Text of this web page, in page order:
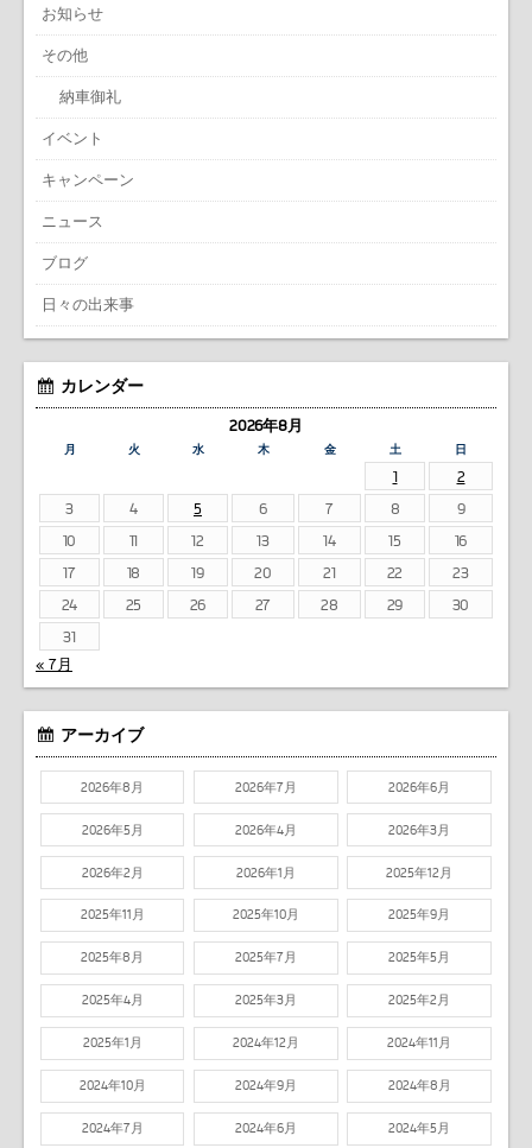
お知らせ
その他
納車御礼
イベント
キャンペーン
ニュース
ブログ
日々の出来事
カレンダー
2026年8月
月 火 水 木 金 土 日
1
2
3
4 5 6 7 8
9
10
11 12 13 14 15
16
17
18 19 20 21 22
23
24
25 26 27 28 29
30
31
« 7月
アーカイブ
2026年8月 2026年7月 2026年6月
2026年5月 2026年4月 2026年3月
2026年2月 2026年1月 2025年12月
2025年11月 2025年10月 2025年9月
2025年8月 2025年7月 2025年5月
2025年4月 2025年3月 2025年2月
2025年1月 2024年12月 2024年11月
2024年10月 2024年9月 2024年8月
2024年7月 2024年6月 2024年5月